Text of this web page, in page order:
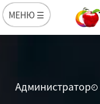
МЕНЮ ☰
Администратор